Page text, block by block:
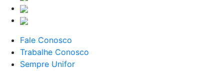
Fale Conosco
Trabalhe Conosco
Sempre Unifor